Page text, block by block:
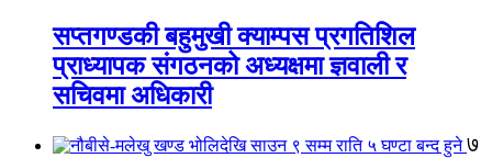
सप्तगण्डकी बहुमुखी क्याम्पस प्रगतिशिल
प्राध्यापक संगठनको अध्यक्षमा ज्ञवाली र
सचिवमा अधिकारी
७